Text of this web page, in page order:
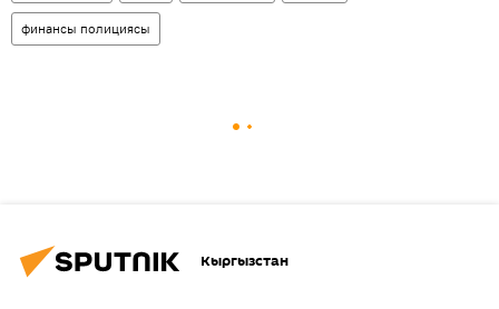
финансы полициясы
Кыргызстан